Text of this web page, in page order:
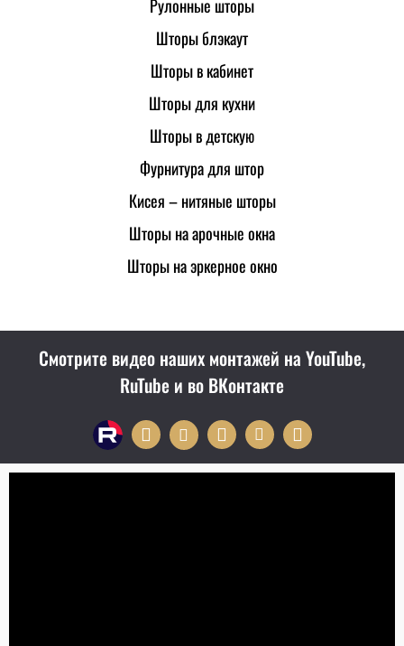
Рулонные шторы
Шторы блэкаут
Шторы в кабинет
Шторы для кухни
Шторы в детскую
Фурнитура для штор
Кисея – нитяные шторы
Шторы на арочные окна
Шторы на эркерное окно
Смотрите видео наших монтажей на YouTube,
RuTube и во ВКонтакте